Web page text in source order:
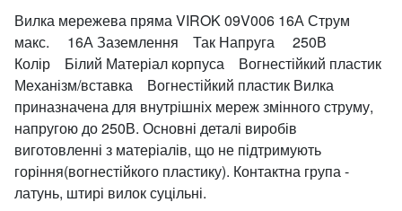
Вилка мережева пряма VIROK 09V006 16А Струм
макс. 16А Заземлення Так Напруга 250В
Колір Білий Матеріал корпуса Вогнестійкий пластик
Механізм/вставка Вогнестійкий пластик Вилка
приназначена для внутрішніх мереж змінного струму,
напругою до 250В. Основні деталі виробів
виготовленні з матеріалів, що не підтримують
горіння(вогнестійкого пластику). Контактна група -
латунь, штирі вилок суцільні.